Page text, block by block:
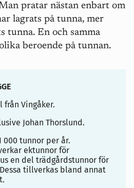
pratar nästan enbart om
lagrats på tunna, mer
tunna. En och samma
beroende på tunnan.
från Vingåker.
Johan Thorslund.
000 tunnor per år.
ektunnor för
en del trädgårdstunnor för
tillverkas bland annat